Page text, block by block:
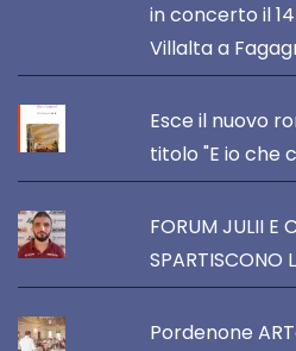
in concerto il
Villalta a
Esce il nuovo
titolo "E io che
FORUM JULII E
SPARTISCONO
Pordenone